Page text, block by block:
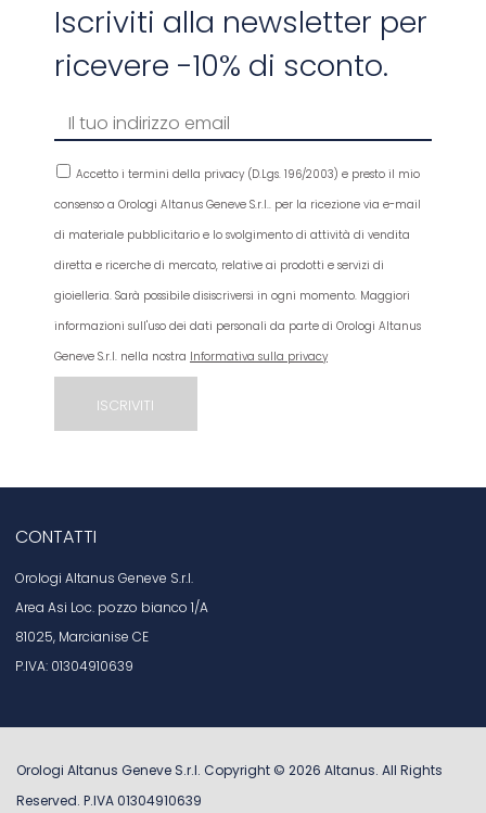
Iscriviti alla newsletter per
ricevere -10% di sconto.
Accetto i termini della privacy (D.Lgs. 196/2003) e presto il mio
consenso a Orologi Altanus Geneve S.r.l.. per la ricezione via e-mail
di materiale pubblicitario e lo svolgimento di attività di vendita
diretta e ricerche di mercato, relative ai prodotti e servizi di
gioielleria. Sarà possibile disiscriversi in ogni momento. Maggiori
informazioni sull'uso dei dati personali da parte di Orologi Altanus
Geneve S.r.l. nella nostra Informativa sulla privacy
CONTATTI
Orologi Altanus Geneve S.r.l.
Area Asi Loc. pozzo bianco 1/A
81025, Marcianise CE
P.IVA: 01304910639
Orologi Altanus Geneve S.r.l. Copyright © 2026 Altanus. All Rights
Reserved. P.IVA 01304910639